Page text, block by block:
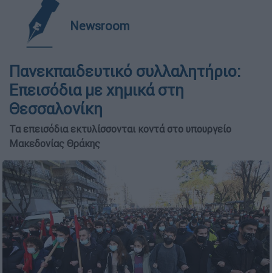
Newsroom
Πανεκπαιδευτικό συλλαλητήριο:
Επεισόδια με χημικά στη
Θεσσαλονίκη
Τα επεισόδια εκτυλίσσονται κοντά στο υπουργείο
Μακεδονίας Θράκης